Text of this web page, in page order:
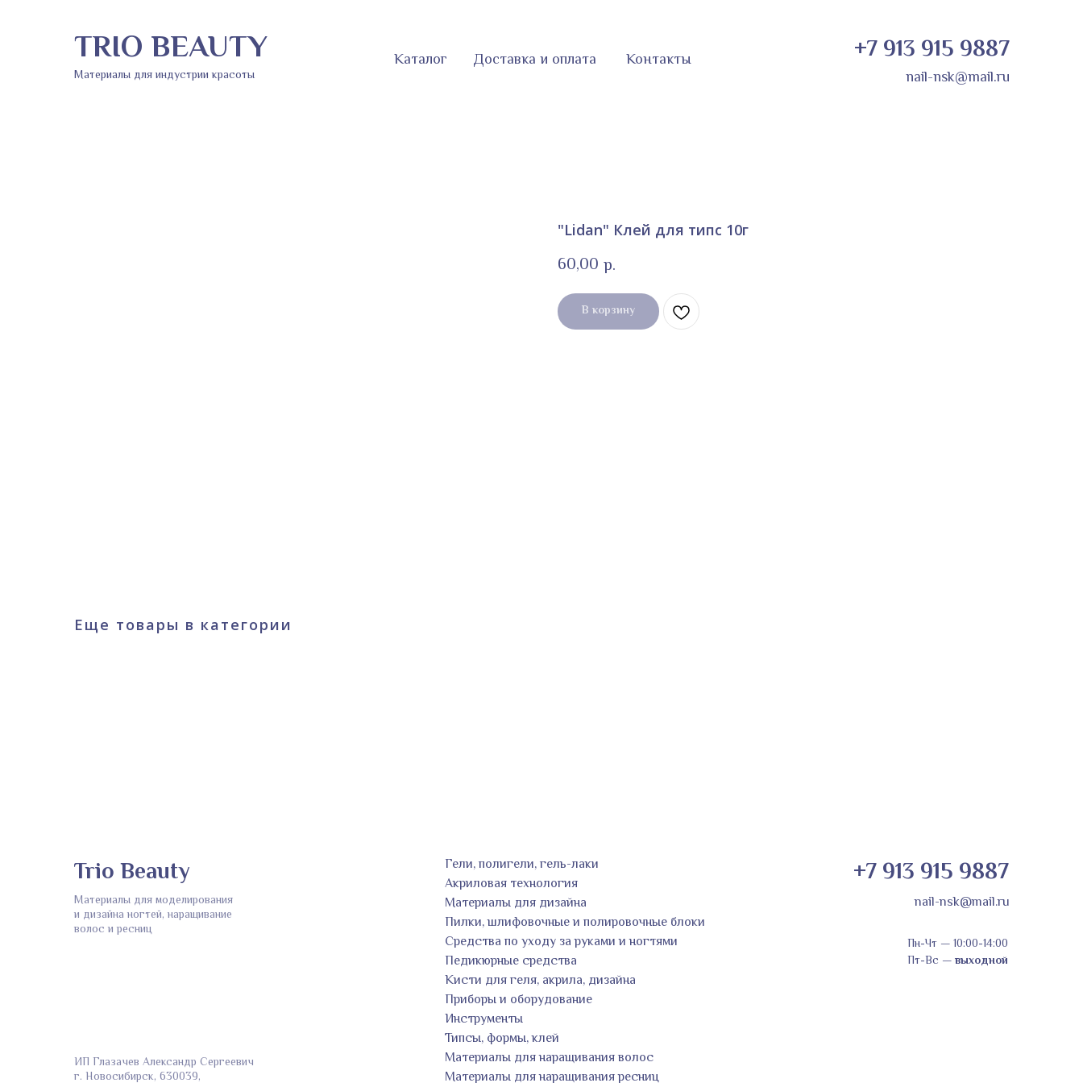
Контакты
Доставка и оплата
Каталог
TRIO BEAUTY
nail-nsk@mail.ru
Материалы для индустрии красоты
+7 913 915 9887
"Lidan" Клей для типс 10г
60,00 р.
В корзину
Еще товары в категории
+7 913 915 9887
ИП Глазачев Александр Сергеевич
г. Новосибирск, 630039,
Гели, полигели, гель-лаки
Акриловая технология
Материалы для дизайна
Пилки, шлифовочные и полировочные блоки
Средства по уходу за руками и ногтями
Педикюрные средства
Кисти для геля, акрила, дизайна
Приборы и оборудование
Инструменты
Типсы, формы, клей
Материалы для наращивания волос
Материалы для наращивания ресниц
Материалы для моделирования
и дизайна ногтей, наращивание
волос и ресниц
Trio Beauty
Пн-Чт —10:00-14:00
Пт-Вс —выходной
nail-nsk@mail.ru